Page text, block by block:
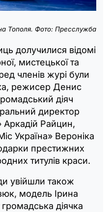
Тополя. Фото: Пресслужба
долучилися відомі
мистецької та
членів журі були
режисер Денис
діяч
директор
Аркадій Райцин,
Україна» Вероніка
престижних
титулів краси.
увійшли також
модель Ірина
діячка